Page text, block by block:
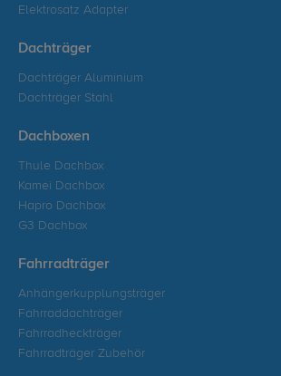
Elektrosatz Adapter
Dachträger
Dachträger Aluminium
Dachträger Stahl
Dachboxen
Thule Dachbox
Kamei Dachbox
Hapro Dachbox
G3 Dachbox
Fahrradträger
Anhängerkupplungsträger
Fahrraddachträger
Fahrradheckträger
Fahrradträger Zubehör